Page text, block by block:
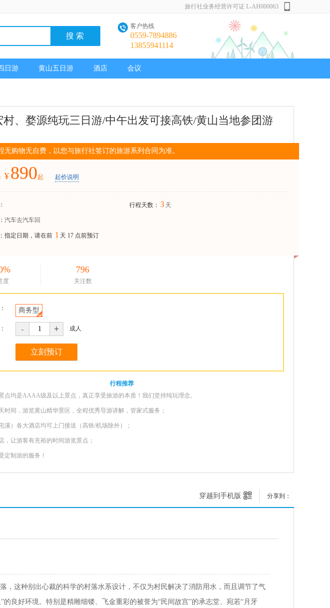
旅行社业务经营许可证 L-AH000063
客户热线
0559-7894886
13855941114
日游 黄山五日游 酒店 会议
村、婺源纯玩三日游/中午出发可接高铁/黄山当地参团游
无购物无自费，以您与旅行社签订的旅游系列合同为准。
¥ 890起 起价说明
行程天数： 3 天
汽车去汽车回
指定日期，请在前 1 天 17 点前预订
度
796
关注数
商务型
- + 成人
行程推荐
点均是AAAA级及以上景点，真正享受旅游的本质！我们坚持纯玩理念。
时间，游览黄山精华景区，全程优秀导游讲解，管家式服务；
溪）各大酒店均可上门接送（高铁/机场除外）；
，让游客有充裕的时间游览景点；
定制游的服务！
分享到：
穿越到手机版
，这种别出心裁的科学的村落水系设计，不仅为村民解决了消防用水，而且调节了气
良好环境。特别是精雕细镂、飞金重彩的被誉为“民间故宫”的承志堂、宛若“月牙